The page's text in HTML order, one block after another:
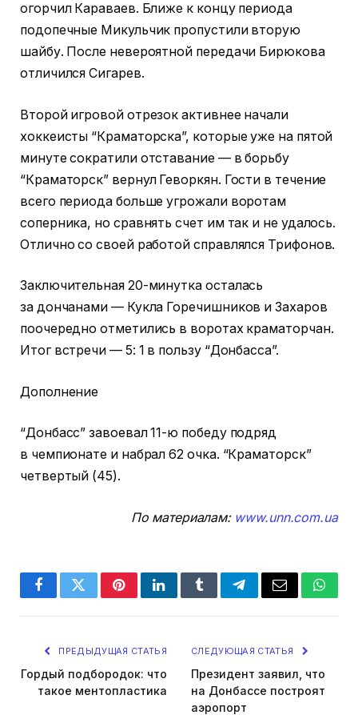
огорчил Караваев. Ближе к концу периода
подопечные Микульчик пропустили вторую
шайбу. После невероятной передачи Бирюкова
отличился Сигарев.
Второй игровой отрезок активнее начали
хоккеисты “Краматорска”, которые уже на пятой
минуте сократили отставание — в борьбу
“Краматорск” вернул Геворкян. Гости в течение
всего периода больше угрожали воротам
соперника, но сравнять счет им так и не удалось.
Отлично со своей работой справлялся Трифонов.
Заключительная 20-минутка осталась
за дончанами — Кукла Горечишников и Захаров
поочередно отметились в воротах краматорчан.
Итог встречи — 5: 1 в пользу “Донбасса”.
Дополнение
“Донбасс” завоевал 11-ю победу подряд
в чемпионате и набрал 62 очка. “Краматорск”
четвертый (45).
По материалам: www.unn.com.ua
FacebookTwitterPinterestLinkedInTumblrTelegramEmail
ПРЕДЫДУЩАЯ СТАТЬЯ
Гордый подбородок: что
такое ментопластика
СЛЕДУЮЩАЯ СТАТЬЯ
Президент заявил, что
на Донбассе построят
аэропорт